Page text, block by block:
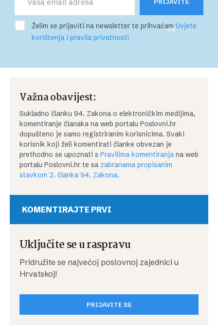
SE
Želim se prijaviti na newsletter te prihvaćamUvjete
korištenja i pravila privatnosti
Važna obavijest:
Sukladno članku 94. Zakona o elektroničkim medijima,
komentiranje članaka na web portalu Poslovni.hr
dopušteno je samo registriranim korisnicima. Svaki
korisnik koji želi komentirati članke obvezan je
prethodno se upoznati s Pravilima komentiranja na web
portalu Poslovni.hr te sa zabranama propisanim
stavkom 2. članka 94. Zakona.
KOMENTIRAJTE PRVI
Uključite se u raspravu
Pridružite se najvećoj poslovnoj zajednici u
Hrvatskoj!
PRIJAVITE SE